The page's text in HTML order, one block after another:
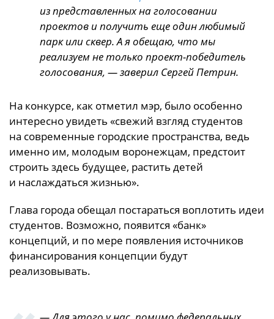
из представленных на голосовании
проектов и получить еще один любимый
парк или сквер. А я обещаю, что мы
реализуем не только проект-победитель
голосования, — заверил Сергей Петрин.
На конкурсе, как отметил мэр, было особенно
интересно увидеть «свежий взгляд студентов
на современные городские пространства, ведь
именно им, молодым воронежцам, предстоит
строить здесь будущее, растить детей
и наслаждаться жизнью».
Глава города обещал постараться воплотить идеи
студентов. Возможно, появится «банк»
концепций, и по мере появления источников
финансирования концепции будут
реализовывать.